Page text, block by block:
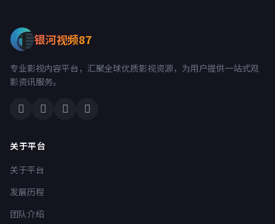
银河视频87
专业影视内容平台，汇聚全球优质影视资源，为用户提供一站式观
影资讯服务。
关于平台
关于平台
发展历程
团队介绍